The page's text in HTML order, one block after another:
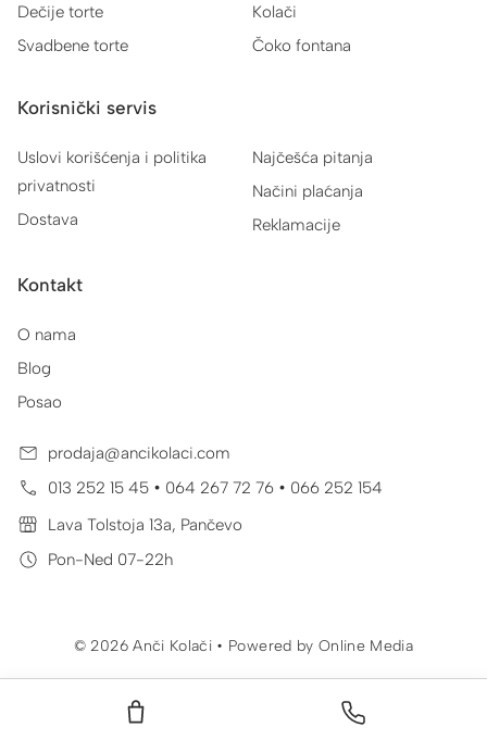
Dečije torte
Svadbene torte
Kolači
Čoko fontana
Korisnički servis
Uslovi korišćenja i politika
privatnosti
Dostava
Najčešća pitanja
Načini plaćanja
Reklamacije
Kontakt
O nama
Blog
Posao
prodaja@ancikolaci.com
013 252 15 45 • 064 267 72 76 • 066 252 154
Lava Tolstoja 13a, Pančevo
Pon-Ned 07-22h
© 2026 Anči Kolači • Powered by Online Media